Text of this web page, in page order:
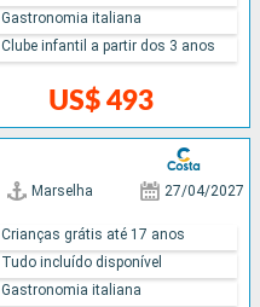
US$ 493
Gastronomia italiana
Clube infantil a partir dos 3 anos
Marselha 27/04/2027
Crianças grátis até 17 anos
Tudo incluído disponível
Gastronomia italiana